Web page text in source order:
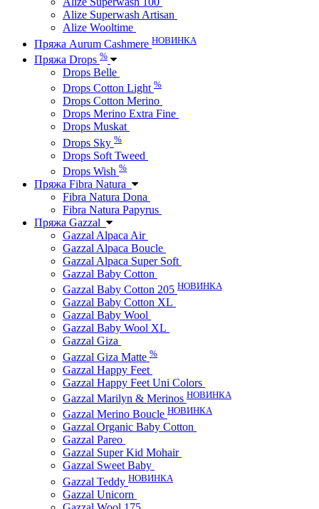
Alize Superwash Artisan
Alize Wooltime
Пряжа Aurum Cashmere НОВИНКА
Пряжа Drops %
Drops Belle
Drops Cotton Light %
Drops Cotton Merino
Drops Merino Extra Fine
Drops Muskat
Drops Sky %
Drops Soft Tweed
Drops Wish %
Пряжа Fibra Natura
Fibra Natura Dona
Fibra Natura Papyrus
Пряжа Gazzal
Gazzal Alpaca Air
Gazzal Alpaca Boucle
Gazzal Alpaca Super Soft
Gazzal Baby Cotton
Gazzal Baby Cotton 205 НОВИНКА
Gazzal Baby Cotton XL
Gazzal Baby Wool
Gazzal Baby Wool XL
Gazzal Giza
Gazzal Giza Matte %
Gazzal Happy Feet
Gazzal Happy Feet Uni Colors
Gazzal Marilyn & Merinos НОВИНКА
Gazzal Merino Boucle НОВИНКА
Gazzal Organic Baby Cotton
Gazzal Pareo
Gazzal Super Kid Mohair
Gazzal Sweet Baby
Gazzal Teddy НОВИНКА
Gazzal Unicorn